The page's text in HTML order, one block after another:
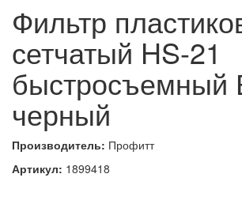
Фильтр
сетчатый HS-21
быстросъемный
черный
Производитель: Профитт
Артикул: 1899418